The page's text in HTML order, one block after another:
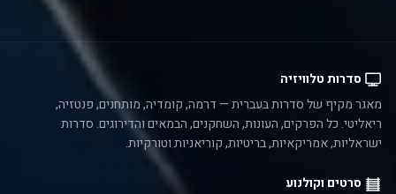
סדרות טלוויזיה
מאגר מקיף של סדרות בעברית — דרמה, קומדיה, מותחנים, פנטזיה,
ריאליטי. כל הפרקים, העונות, השחקנים, הבמאים והדירוגים. סדרות
ישראליות, אמריקאיות, בריטיות, קוריאניות וטורקיות.
סרטים וקולנוע